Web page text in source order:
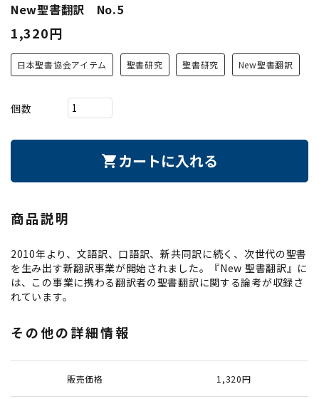
New聖書翻訳 No.5
1,320円
日本聖書協会アイテム 聖書研究 聖書研究 New聖書翻訳
個数
shopping_cart カートに入れる
商品説明
2010年より、文語訳、口語訳、新共同訳に続く、次世代の聖書
を生み出す新翻訳事業が開始されました。『New 聖書翻訳』に
は、この事業に携わる翻訳者の聖書翻訳に関する論考が収録さ
れています。
その他の詳細情報
販売価格 1,320円